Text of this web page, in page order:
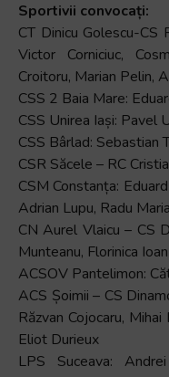
Sportivii convocați:
CT Dinicu Golescu-CS
Victor Corniciuc,
Croitoru, Marian Pelin,
CSS 2 Baia Mare:
CSS Unirea Iași: Pavel
CSS Bârlad: Sebastian
CSR Săcele – RC
CSM Constanța:
Adrian Lupu, Radu
CN Aurel Vlaicu – CS
Munteanu, Florinica Ioan
ACSOV Pantelimon:
ACS Șoimii – CS
Răzvan Cojocaru,
Eliot Durieux
LPS Suceava: